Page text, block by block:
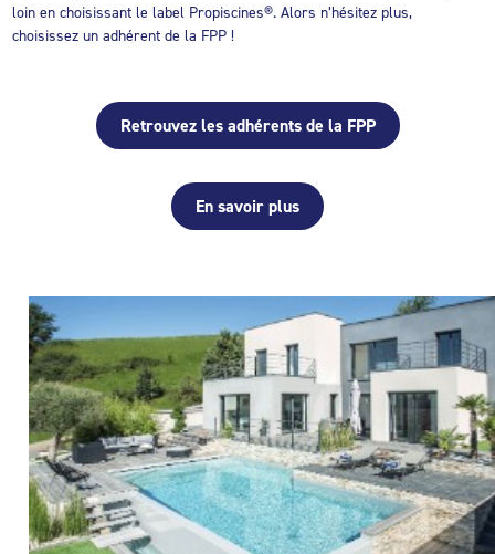
loin en choisissant le label Propiscines®. Alors n’hésitez plus,
choisissez un adhérent de la FPP !
Retrouvez les adhérents de la FPP
En savoir plus